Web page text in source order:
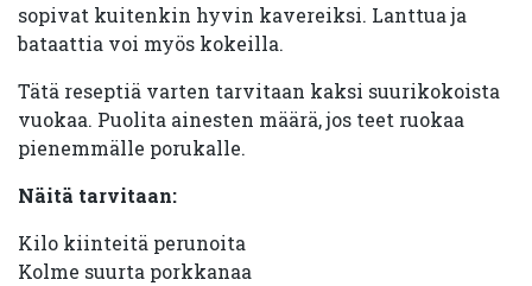
sopivat kuitenkin hyvin kavereiksi. Lanttua ja
bataattia voi myös kokeilla.
Tätä reseptiä varten tarvitaan kaksi suurikokoista
vuokaa. Puolita ainesten määrä, jos teet ruokaa
pienemmälle porukalle.
Näitä tarvitaan:
Kilo kiinteitä perunoita
Kolme suurta porkkanaa